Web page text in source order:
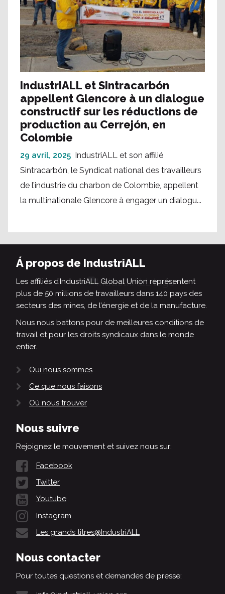
IndustriALL et Sintracarbón
appellent Glencore à un dialogue
constructif sur les réductions de
production au Cerrejón, en
Colombie
29 avril, 2025 IndustriALL et son affilié
Sintracarbón, le Syndicat national des travailleurs
de l’industrie du charbon de Colombie, appellent
la multinationale Glencore à engager un dialogu...
Á propos de IndustriALL
Les affiliés d’IndustriALL Global Union représentent
plus de 50 millions de travailleurs dans 140 pays des
secteurs des mines, de l’énergie et de la manufacture.
Nous nous battons pour de meilleures conditions de
travail et pour les droits syndicaux dans le monde
entier.
Qui nous sommes
Ce que nous faisons
Où nous trouver
Nous suivre
Rejoignez le mouvement et suivez nous sur:
Facebook
Twitter
Youtube
Instagram
Les grands titres@IndustriALL
Nous contacter
Pour toutes questions et demandes de presse: